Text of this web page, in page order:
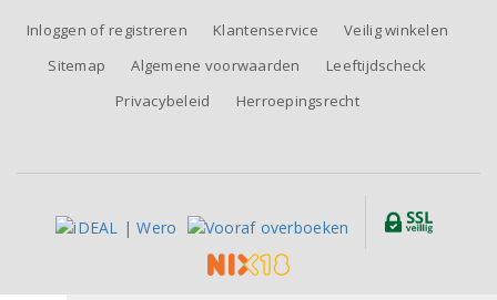
Inloggen of registreren Klantenservice
Veilig winkelen
Sitemap
Algemene voorwaarden
Leeftijdscheck
Privacybeleid
Herroepingsrecht